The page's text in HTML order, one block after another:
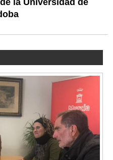
la Universidad de